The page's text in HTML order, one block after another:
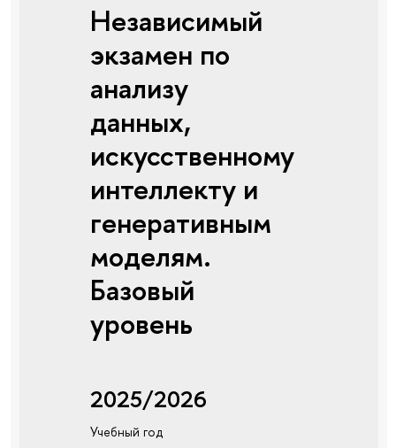
Независимый
экзамен по
анализу
данных,
искусственному
интеллекту и
генеративным
моделям.
Базовый
уровень
2025/2026
Учебный год